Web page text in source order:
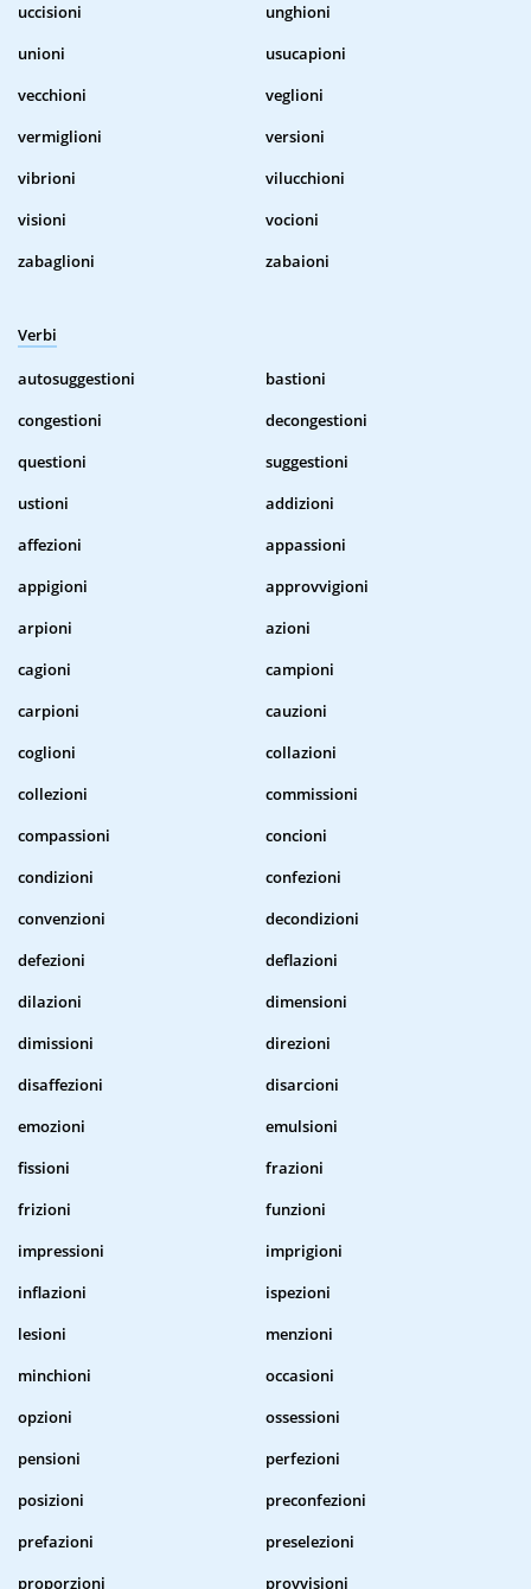
uccisioni
unghioni
unioni
usucapioni
vecchioni
veglioni
vermiglioni
versioni
vibrioni
vilucchioni
visioni
vocioni
zabaglioni
zabaioni
Verbi
autosuggestioni
bastioni
congestioni
decongestioni
questioni
suggestioni
ustioni
addizioni
affezioni
appassioni
appigioni
approvvigioni
arpioni
azioni
cagioni
campioni
carpioni
cauzioni
coglioni
collazioni
collezioni
commissioni
compassioni
concioni
condizioni
confezioni
convenzioni
decondizioni
defezioni
deflazioni
dilazioni
dimensioni
dimissioni
direzioni
disaffezioni
disarcioni
emozioni
emulsioni
fissioni
frazioni
frizioni
funzioni
impressioni
imprigioni
inflazioni
ispezioni
lesioni
menzioni
minchioni
occasioni
opzioni
ossessioni
pensioni
perfezioni
posizioni
preconfezioni
prefazioni
preselezioni
proporzioni
provvisioni